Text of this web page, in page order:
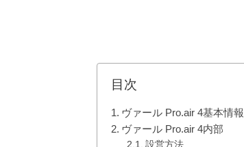
目次
ヴァール Pro.air 4基本情報
ヴァール Pro.air 4内部
設営方法